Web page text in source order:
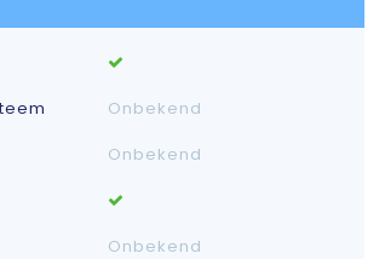
Onbekend
Onbekend
Onbekend